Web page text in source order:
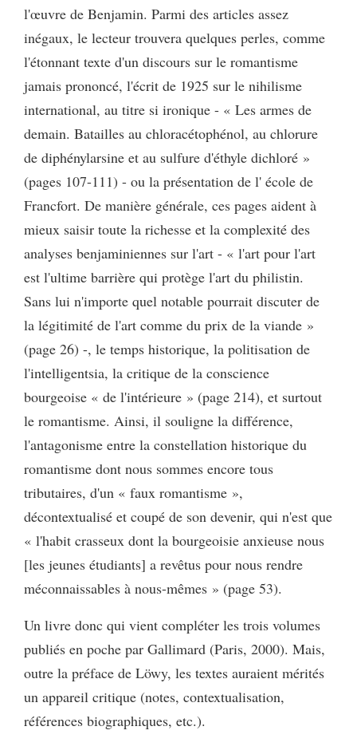
l'œuvre de Benjamin. Parmi des articles assez
inégaux, le lecteur trouvera quelques perles, comme
l'étonnant texte d'un discours sur le romantisme
jamais prononcé, l'écrit de 1925 sur le nihilisme
international, au titre si ironique - « Les armes de
demain. Batailles au chloracétophénol, au chlorure
de diphénylarsine et au sulfure d'éthyle dichloré »
(pages 107-111) - ou la présentation de l' école de
Francfort. De manière générale, ces pages aident à
mieux saisir toute la richesse et la complexité des
analyses benjaminiennes sur l'art - « l'art pour l'art
est l'ultime barrière qui protège l'art du philistin.
Sans lui n'importe quel notable pourrait discuter de
la légitimité de l'art comme du prix de la viande »
(page 26) -, le temps historique, la politisation de
l'intelligentsia, la critique de la conscience
bourgeoise « de l'intérieure » (page 214), et surtout
le romantisme. Ainsi, il souligne la différence,
l'antagonisme entre la constellation historique du
romantisme dont nous sommes encore tous
tributaires, d'un « faux romantisme »,
décontextualisé et coupé de son devenir, qui n'est que
« l'habit crasseux dont la bourgeoisie anxieuse nous
[les jeunes étudiants] a revêtus pour nous rendre
méconnaissables à nous-mêmes » (page 53).
Un livre donc qui vient compléter les trois volumes
publiés en poche par Gallimard (Paris, 2000). Mais,
outre la préface de Löwy, les textes auraient mérités
un appareil critique (notes, contextualisation,
références biographiques, etc.).